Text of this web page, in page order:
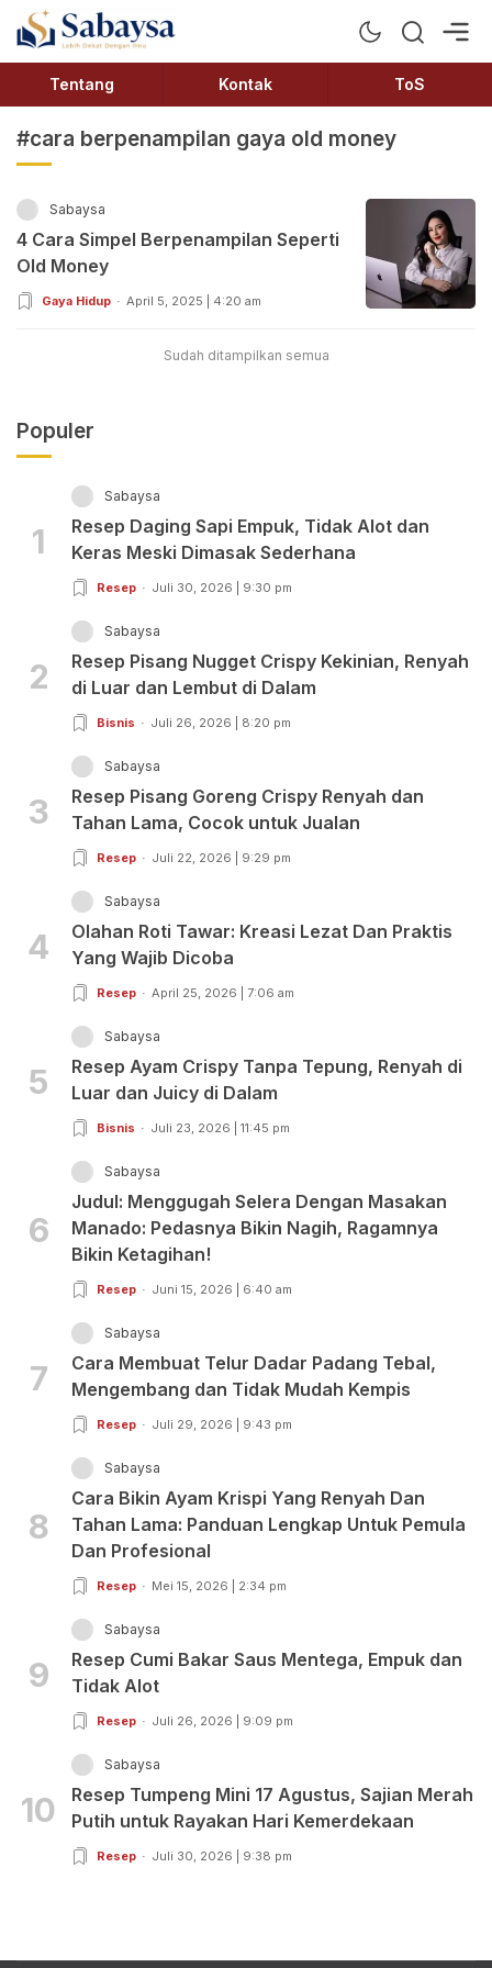
Sabaysa
Lebih Dekat Dengan Ilmu
Tentang Kontak ToS
#cara berpenampilan gaya old money
Sabaysa
4 Cara Simpel Berpenampilan Seperti
Old Money
Gaya Hidup April 5, 2025 | 4:20 am
Sudah ditampilkan semua
Populer
1
Sabaysa
Resep Daging Sapi Empuk, Tidak Alot dan
Keras Meski Dimasak Sederhana
Resep Juli 30, 2026 | 9:30 pm
2
Sabaysa
Resep Pisang Nugget Crispy Kekinian, Renyah
di Luar dan Lembut di Dalam
Bisnis Juli 26, 2026 | 8:20 pm
3
Sabaysa
Resep Pisang Goreng Crispy Renyah dan
Tahan Lama, Cocok untuk Jualan
Resep Juli 22, 2026 | 9:29 pm
4
Sabaysa
Olahan Roti Tawar: Kreasi Lezat Dan Praktis
Yang Wajib Dicoba
Resep April 25, 2026 | 7:06 am
5
Sabaysa
Resep Ayam Crispy Tanpa Tepung, Renyah di
Luar dan Juicy di Dalam
Bisnis Juli 23, 2026 | 11:45 pm
6
Sabaysa
Judul: Menggugah Selera Dengan Masakan
Manado: Pedasnya Bikin Nagih, Ragamnya
Bikin Ketagihan!
Resep Juni 15, 2026 | 6:40 am
7
Sabaysa
Cara Membuat Telur Dadar Padang Tebal,
Mengembang dan Tidak Mudah Kempis
Resep Juli 29, 2026 | 9:43 pm
8
Sabaysa
Cara Bikin Ayam Krispi Yang Renyah Dan
Tahan Lama: Panduan Lengkap Untuk Pemula
Dan Profesional
Resep Mei 15, 2026 | 2:34 pm
9
Sabaysa
Resep Cumi Bakar Saus Mentega, Empuk dan
Tidak Alot
Resep Juli 26, 2026 | 9:09 pm
10
Sabaysa
Resep Tumpeng Mini 17 Agustus, Sajian Merah
Putih untuk Rayakan Hari Kemerdekaan
Resep Juli 30, 2026 | 9:38 pm